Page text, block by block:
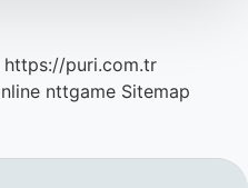
https://puri.com.tr
nttgame Sitemap